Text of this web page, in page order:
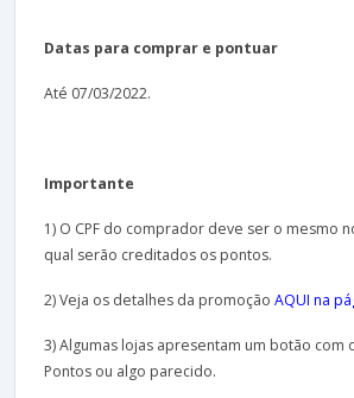
Datas para comprar e pontuar
Até 07/03/2022.
Importante
1) O CPF do comprador deve ser o mesmo
qual serão creditados os pontos.
2) Veja os detalhes da promoção AQUI na
3) Algumas lojas apresentam um botão com
Pontos ou algo parecido.